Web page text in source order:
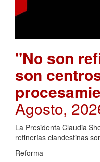
"No son
son
Agosto,
La Presidenta Claudia
refinerías clandestinas
Reforma